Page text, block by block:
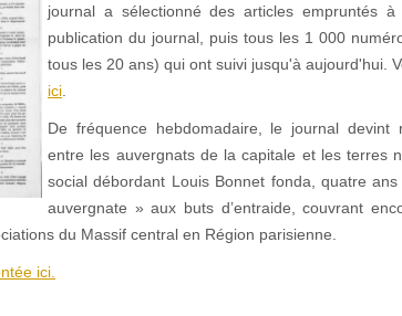
journal a sélectionné des articles empruntés
publication du journal, puis tous les 1 000
tous les 20 ans) qui ont suivi jusqu'à aujourd'hui.
ici
De fréquence hebdomadaire, le journal devint
entre les auvergnats de la capitale et les terres
social débordant Louis Bonnet fonda, quatre
auvergnate » aux buts d’entraide, couvrant
du Massif central en Région parisienne.
ici.